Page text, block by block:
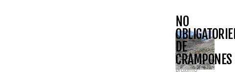
NO
DE
CRAMPONES
próximo